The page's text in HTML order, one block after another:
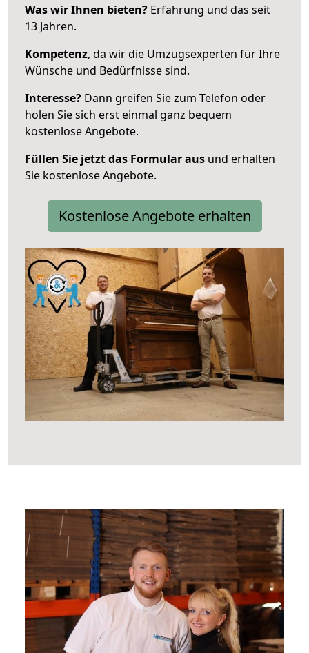
Was wir Ihnen bieten? Erfahrung und das seit
13 Jahren.
Kompetenz, da wir die Umzugsexperten für Ihre
Wünsche und Bedürfnisse sind.
Interesse? Dann greifen Sie zum Telefon oder
holen Sie sich erst einmal ganz bequem
kostenlose Angebote.
Füllen Sie jetzt das Formular aus und erhalten
Sie kostenlose Angebote.
Kostenlose Angebote erhalten